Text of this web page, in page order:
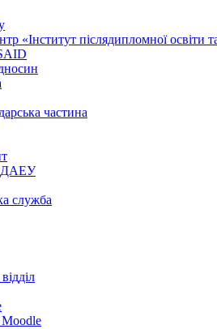
«Інститут післядипломної освіти
частина
служба